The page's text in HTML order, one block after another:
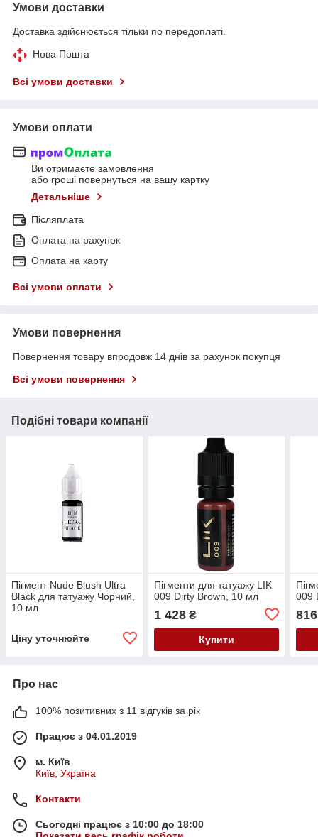
Умови доставки
Доставка здійснюється тільки по передоплаті.
Нова Пошта
Всі умови доставки
Умови оплати
Ви отримаєте замовлення
або гроші повернуться на вашу картку
Детальніше
Післяплата
Оплата на рахунок
Оплата на карту
Всі умови оплати
Умови повернення
Повернення товару впродовж 14 днів за рахунок покупця
Всі умови повернення
Подібні товари компанії
Пігмент Nude Blush Ultra
Black для татуажу Чорний,
10 мл
Ціну уточнюйте
Пігменти для татуажу LIK
009 Dirty Brown, 10 мл
1 428₴
Купити
009
816
Про нас
100% позитивних з 11 відгуків за рік
Працює з 04.01.2019
м. Київ
Київ, Україна
Контакти
Сьогодні працює з 10:00 до 18:00